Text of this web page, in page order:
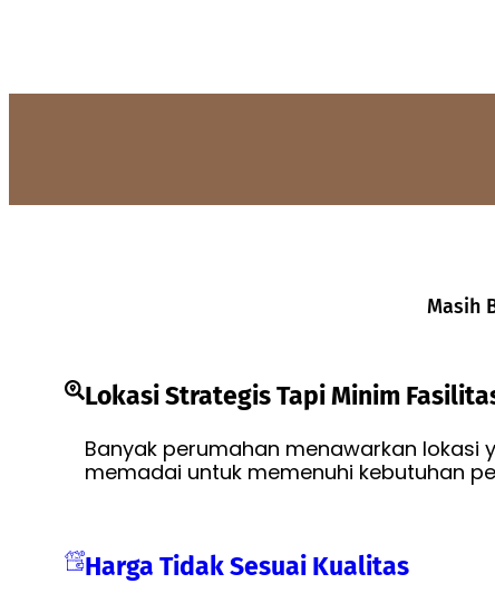
Masih
Lokasi Strategis Tapi Minim
Banyak perumahan menawarkan
memadai untuk memenuhi kebutuhan
Harga Tidak Sesuai Kualitas